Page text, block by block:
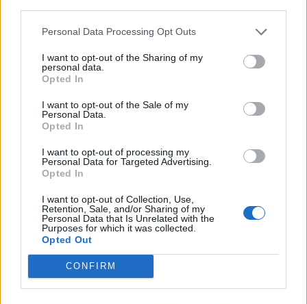
Personal Data Processing Opt Outs
I want to opt-out of the Sharing of my
personal data.
Opted In
I want to opt-out of the Sale of my
Personal Data.
Opted In
I want to opt-out of processing my
Personal Data for Targeted Advertising.
Opted In
I want to opt-out of Collection, Use,
Retention, Sale, and/or Sharing of my
Personal Data that Is Unrelated with the
Purposes for which it was collected.
Opted Out
CONFIRM
Ακολουθήστε τοnotospress.grστο Google News και
μάθετε πρώτοι
ΠΑΤΡΑ